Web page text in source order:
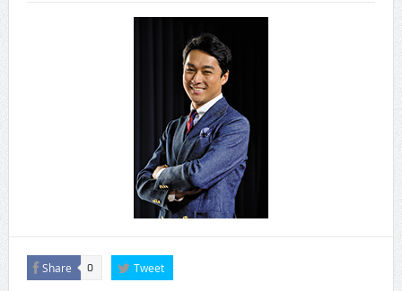
CINEMA×STYLE 294号
Share 0 Tweet